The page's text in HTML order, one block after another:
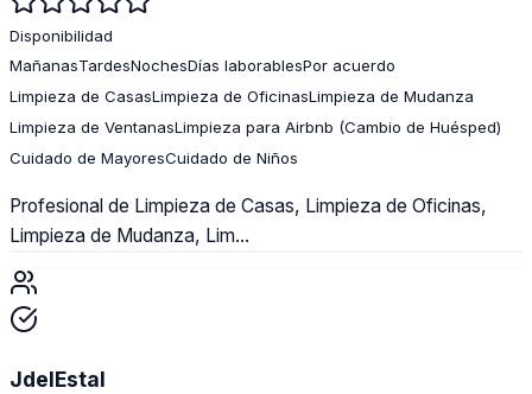
Disponibilidad
MañanasTardesNochesDías laborablesPor acuerdo
Limpieza de CasasLimpieza de OficinasLimpieza de Mudanza
Limpieza de VentanasLimpieza para Airbnb (Cambio de Huésped)
Cuidado de MayoresCuidado de Niños
Profesional de Limpieza de Casas, Limpieza de Oficinas,
Limpieza de Mudanza, Lim...
JdelEstal